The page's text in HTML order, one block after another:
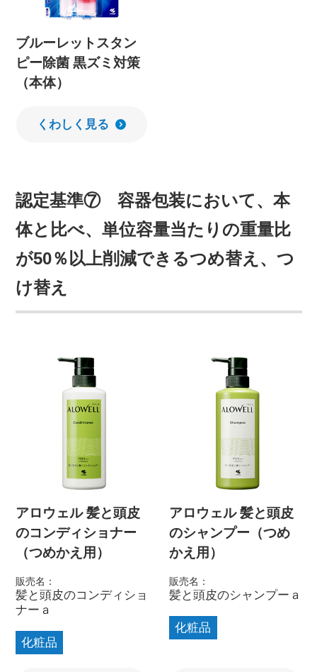
ブルーレットスタン
ピー除菌 黒ズミ対策
（本体）
くわしく見る
認定基準⑦ 容器包装において、本
体と比べ、単位容量当たりの重量比
が50％以上削減できるつめ替え、つ
け替え
アロウェル 髪と頭皮
のコンディショナー
（つめかえ用）
販売名：
髪と頭皮のコンディショ
ナーａ
化粧品
アロウェル 髪と頭皮
のシャンプー（つめ
かえ用）
販売名：
髪と頭皮のシャンプーａ
化粧品